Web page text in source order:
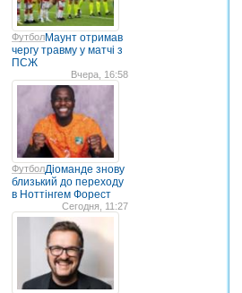
ФутболМаунт отримав
чергу травму у матчі з
ПСЖ
Вчера, 16:58
ФутболДіоманде знову
близький до переходу
в Ноттінгем Форест
Сегодня, 11:27